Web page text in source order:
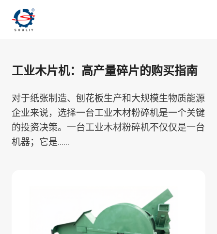
工业木片机：高产量碎片的购买指南
对于纸张制造、刨花板生产和大规模生物质能源
企业来说，选择一台工业木材粉碎机是一个关键
的投资决策。一台工业木材粉碎机不仅仅是一台
机器；它是……